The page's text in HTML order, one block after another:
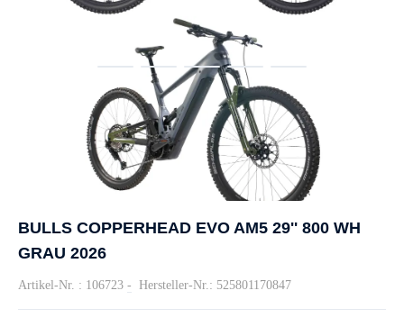
BULLS COPPERHEAD EVO AM5 29'' 800 WH
GRAU 2026
Artikel-Nr. : 106723 - Hersteller-Nr.: 525801170847